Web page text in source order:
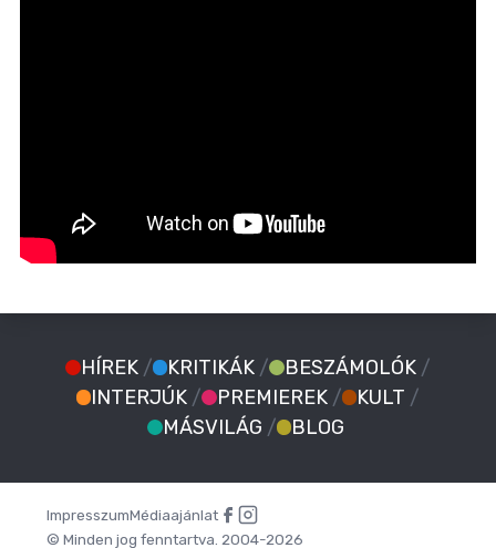
HÍREK / KRITIKÁK / BESZÁMOLÓK /
INTERJÚK / PREMIEREK / KULT /
MÁSVILÁG / BLOG
ImpresszumMédiaajánlat
© Minden jog fenntartva. 2004-2026